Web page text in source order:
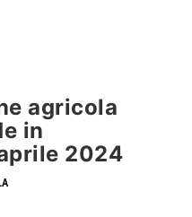
agricola
in
2024